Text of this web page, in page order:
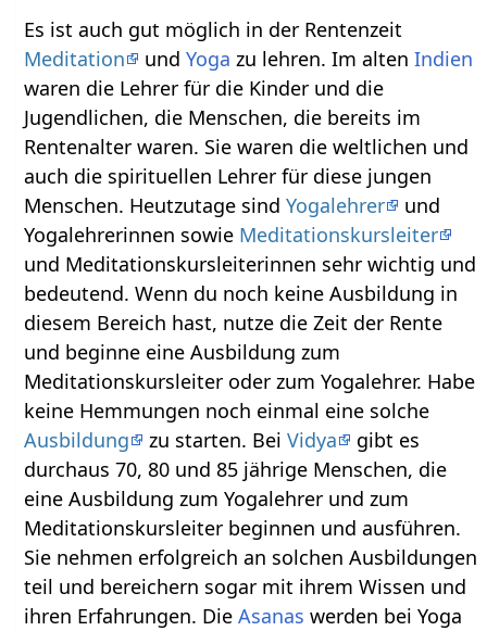
Es ist auch gut möglich in der Rentenzeit
Meditation
undYoga zu lehren. Im altenIndien
waren die Lehrer für die Kinder und die
Jugendlichen, die Menschen, die bereits im
Rentenalter waren. Sie waren die weltlichen und
auch die spirituellen Lehrer für diese jungen
Menschen. Heutzutage sindYogalehrer
und
Yogalehrerinnen sowie Meditationskursleiter
und Meditationskursleiterinnen sehr wichtig und
bedeutend. Wenn du noch keine Ausbildung in
diesem Bereich hast, nutze die Zeit der Rente
und beginne eine Ausbildung zum
Meditationskursleiter oder zum Yogalehrer. Habe
keine Hemmungen noch einmal eine solche
Ausbildung
zu starten. BeiVidya
gibt es
durchaus 70, 80 und 85 jährige Menschen, die
eine Ausbildung zum Yogalehrer und zum
Meditationskursleiter beginnen und ausführen.
Sie nehmen erfolgreich an solchen Ausbildungen
teil und bereichern sogar mit ihrem Wissen und
ihren Erfahrungen. DieAsanas werden bei Yoga